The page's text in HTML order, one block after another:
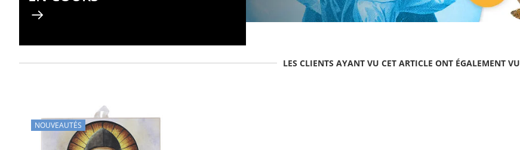
LES CLIENTS AYANT VU CET ARTICLE ONT ÉGALEMENT VU
NOUVEAUTÉS